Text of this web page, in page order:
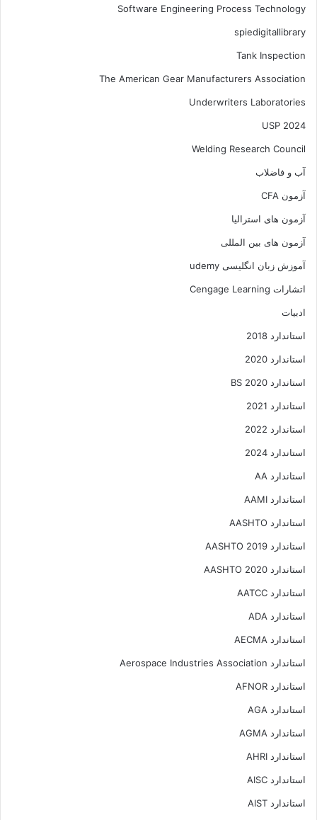
Software Engineering Process Technology
spiedigitallibrary
Tank Inspection
The American Gear Manufacturers Association
Underwriters Laboratories
USP 2024
Welding Research Council
آب و فاضلاب
آزمون CFA
آزمون های استرالیا
آزمون های بین المللی
آموزش زبان انگلیسی udemy
اتشارات Cengage Learning
ادبیات
استاندارد 2018
استاندارد 2020
استاندارد 2020 BS
استاندارد 2021
استاندارد 2022
استاندارد 2024
استاندارد AA
استاندارد AAMI
استاندارد AASHTO
استاندارد AASHTO 2019
استاندارد AASHTO 2020
استاندارد AATCC
استاندارد ADA
استاندارد AECMA
استاندارد Aerospace Industries Association
استاندارد AFNOR
استاندارد AGA
استاندارد AGMA
استاندارد AHRI
استاندارد AISC
استاندارد AIST